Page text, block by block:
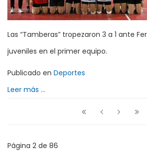
Las “Tamberas” tropezaron 3 a 1 ante
juveniles en el primer equipo.
Publicado en Deportes
Leer más ...
Página 2 de 86